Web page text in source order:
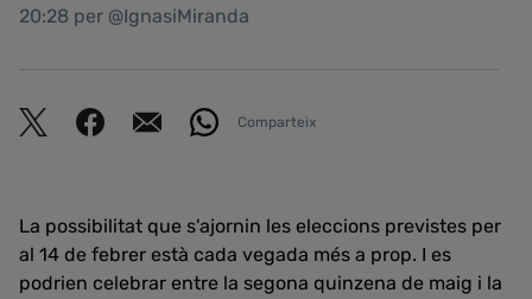
20:28 per @IgnasiMiranda
Comparteix
La possibilitat que s'ajornin les eleccions previstes per
al 14 de febrer està cada vegada més a prop. I es
podrien celebrar entre la segona quinzena de maig i la